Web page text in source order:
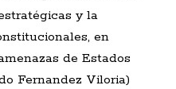
y la
en
de Estados
Fernandez Viloria)